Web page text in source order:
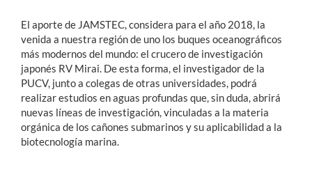
El aporte de JAMSTEC, considera para el año 2018, la
venida a nuestra región de uno los buques oceanográficos
más modernos del mundo: el crucero de investigación
japonés RV Mirai. De esta forma, el investigador de la
PUCV, junto a colegas de otras universidades, podrá
realizar estudios en aguas profundas que, sin duda, abrirá
nuevas líneas de investigación, vinculadas a la materia
orgánica de los cañones submarinos y su aplicabilidad a la
biotecnología marina.